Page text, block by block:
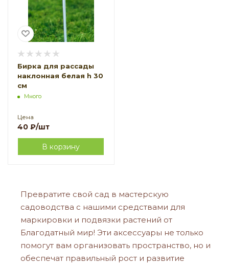
Бирка для рассады
наклонная белая h 30
см
Много
Цена
40 ₽/шт
В корзину
Превратите свой сад в мастерскую
садоводства с нашими средствами для
маркировки и подвязки растений от
Благодатный мир! Эти аксессуары не только
помогут вам организовать пространство, но и
обеспечат правильный рост и развитие